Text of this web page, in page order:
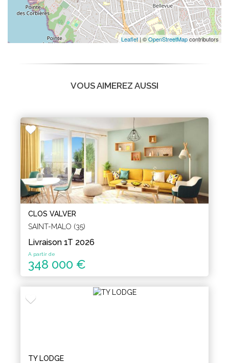
Leaflet| ©OpenStreetMapcontributors
VOUS AIMEREZ AUSSI
CLOS VALVER
SAINT-MALO (35)
Livraison 1T 2026
A partir de
348 000 €
TY LODGE